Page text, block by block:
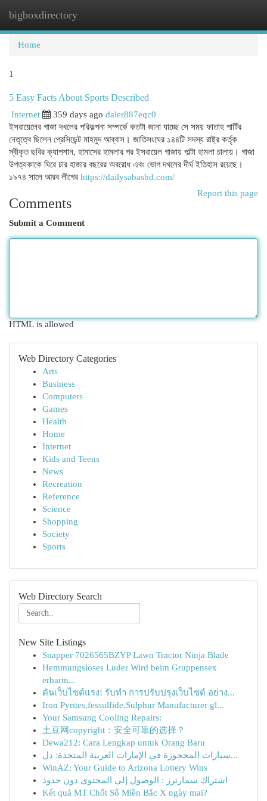
bigboxdirectory
Home
1
5 Easy Facts About Sports Described
Internet 359 days ago daler887eqc0
ইসরায়েলের গাজা দখলের পরিকল্পনা সম্পর্কে কতটা জানা যাচ্ছে সে সময় ফাতাহ পার্টির
নেতৃত্বে ছিলেন প্রেসিডেন্ট মাহমুদ আব্বাস। জাতিসংঘের ১৪৪টি সদস্য রাষ্ট্র কর্তৃক
স্বীকৃত ছবির ক্যাপশান, হামাসের হামলার পর ইসরায়েল গাজায় পাল্টা হামলা চালায়। গাজা
উপত্যকাকে ঘিরে চার হাজার বছরের অবরোধ এবং ভোগ দখলের দীর্ঘ ইতিহাস রয়েছে।
১৯৭৪ সালে আরব লীগের https://dailysabasbd.com/
Report this page
Comments
Submit a Comment
HTML is allowed
Web Directory Categories
Arts
Business
Computers
Games
Health
Home
Internet
Kids and Teens
News
Recreation
Reference
Science
Shopping
Society
Sports
Web Directory Search
New Site Listings
Snapper 7026565BZYP Lawn Tractor Ninja Blade
Hemmungsloses Luder Wird beim Gruppensex
erbarm...
ดันเว็บไซต์แรง! รับทำ การปรับปรุงเว็บไซต์ อย่าง...
Iron Pyrites,fessulfide,Sulphur Manufacturer gl...
Your Samsung Cooling Repairs:
土豆网copyright：安全可靠的选择？
Dewa212: Cara Lengkap untuk Orang Baru
سيارات المحجوزة في الإمارات العربية المتحدة: دل...
WinAZ: Your Guide to Arizona Lottery Wins
اشتراك سمارترز : الوصول إلى المحتوى دون حدود
Kết quả MT Chốt Số Miền Bắc X ngày mai?